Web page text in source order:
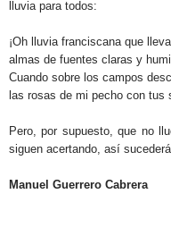
lluvia para todos:
¡Oh lluvia franciscana que
almas de fuentes claras y
Cuando sobre los campos
las rosas de mi pecho con tus
Pero, por supuesto, que no
siguen acertando, así
Manuel Guerrero Cabrera